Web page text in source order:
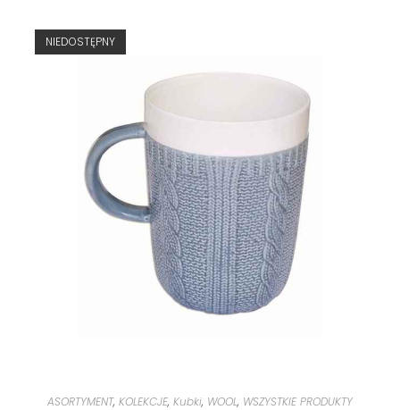
NIEDOSTĘPNY
ASORTYMENT, KOLEKCJE, Kubki, WOOL, WSZYSTKIE PRODUKTY